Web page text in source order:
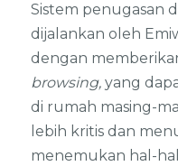
Sistem penugasan
dijalankan oleh
dengan
browsing, yang
di rumah masing-
lebih kritis dan
menemukan hal-